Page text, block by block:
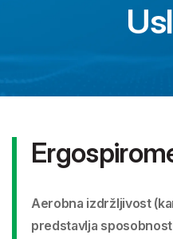
Aerobna izdržljivost
predstavlja